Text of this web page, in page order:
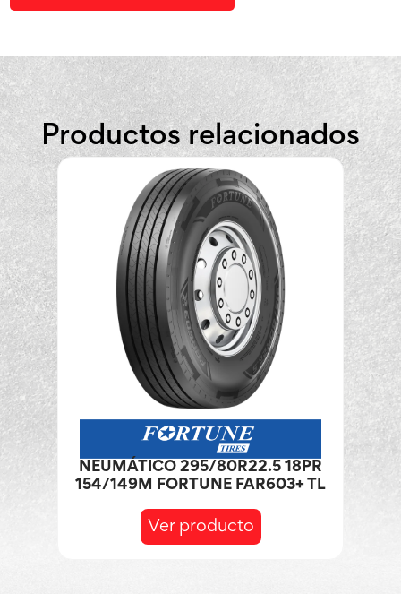
Productos relacionados
NEUMÁTICO 295/80R22.5 18PR
154/149M FORTUNE FAR603+ TL
Ver producto